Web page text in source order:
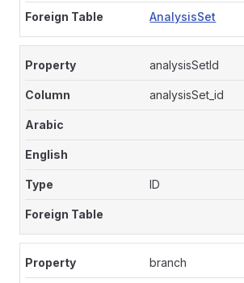
AnalysisSet
analysisSetId
analysisSet_id
ID
branch